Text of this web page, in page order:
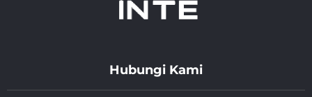
Hubungi Kami